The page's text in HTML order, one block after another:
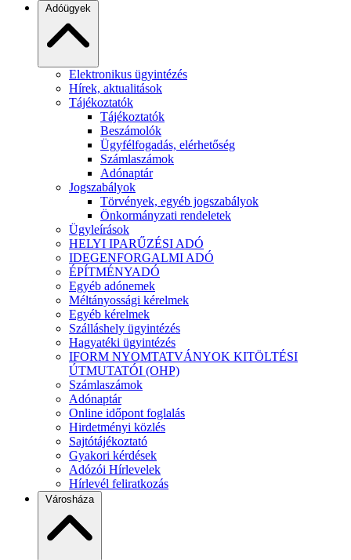
Adóügyek
Elektronikus ügyintézés
Hírek, aktualitások
Tájékoztatók
Tájékoztatók
Beszámolók
Ügyfélfogadás, elérhetőség
Számlaszámok
Adónaptár
Jogszabályok
Törvények, egyéb jogszabályok
Önkormányzati rendeletek
Ügyleírások
HELYI IPARŰZÉSI ADÓ
IDEGENFORGALMI ADÓ
ÉPÍTMÉNYADÓ
Egyéb adónemek
Méltányossági kérelmek
Egyéb kérelmek
Szálláshely ügyintézés
Hagyatéki ügyintézés
IFORM NYOMTATVÁNYOK KITÖLTÉSI
ÚTMUTATÓI (OHP)
Számlaszámok
Adónaptár
Online időpont foglalás
Hirdetményi közlés
Sajtótájékoztató
Gyakori kérdések
Adózói Hírlevelek
Hírlevél feliratkozás
Városháza